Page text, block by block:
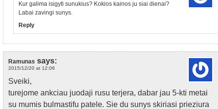
Kur galima isigyti sunukius? Kokios kainos ju siai dienai?
Labai zavingi sunys.
Reply
Ramunas says:
2015/12/20 at 12:06
Sveiki,
turejome ankciau juodaji rusu terjera, dabar jau 5-kti metai
su mumis bulmastifu patele. Sie du sunys skiriasi prieziura